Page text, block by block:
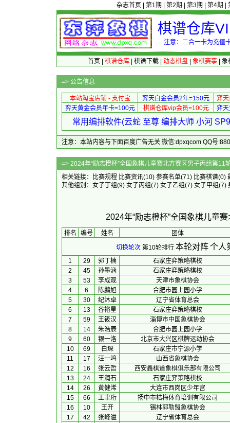
杂志首页 第1期 第2期 第3期 第4期
棋谱仓库
注意：二合一卡为充值
首页 棋谱仓库| 棋谱下载| 动态棋盘| 象棋赛事| 象
-=> 公告信息
本站淘宝店铺 - 支付宝 弈天白金会员2年=150元
弈
弈天黄金会员年卡=100元
棋谱仓库vip会员=100元 弈
常用编排软件(云蛇 至尊 编排大师 小河
注意：本站内容与下面百度广告无关 微信:dpxqcom QQ号
-=> 2024年“励志橙杯”全国象棋儿童赛北
相关链接：
比赛规程 比赛资讯(10) 参赛名单(71) 比赛棋谱(0)
其他组别： 女子丁组(9) 女子丙组(7) 女子乙组(7) 女子甲组(7)
2024年“励志橙杯”全国象棋儿童
排名 编号 姓名
团体
切换轮次 第10轮排行 本轮对阵个人
1 29 郭丁楠
石家庄弈策略棋校
2
45 孙墨涵
石家庄弈策略棋校
3
53 李成观
天津市象棋协会
4
6 陈鹏旭
合肥市园上园小学
5
30 纪沐卓
辽宁省体育总会
6
13 谷裕星
石家庄弈策略棋校
7
59 王筱汉
淄博市中国象棋协会
8
14 朱浩辰
合肥市园上园小学
9
60 银一洛
北京市大兴区棋牌运动协会
10
69 白琛
石家庄市宁源小学
11
17 汪一鸣
山西省象棋协会
12
16 张云哲
西安鑫棋道象棋俱乐部有限公司
13
24 王润石
石家庄弈策略棋校
14
26 黄健浠
大连市西岗区少年宫
15
66 王聿珩
扬中市桔梅体育培训有限公司
16
10 王开
锡林郭勒盟象棋协会
17
42 张峰溢
辽宁省体育总会